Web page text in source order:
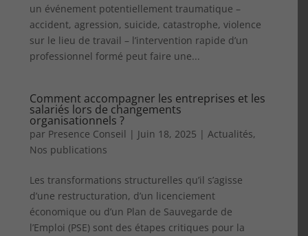
un événement potentiellement traumatique –
accident, agression, suicide, catastrophe, violence
sur le lieu de travail – l’intervention rapide d’un
professionnel formé peut faire une...
Comment accompagner les entreprises et les
salariés lors de changements
organisationnels ?
par Presence Conseil | Juin 18, 2025 |Actualités,
Nos publications
Les transformations structurelles qu’il s’agisse
d’une restructuration, d’un licenciement
économique ou d’un Plan de Sauvegarde de
l’Emploi (PSE) sont des étapes critiques pour la